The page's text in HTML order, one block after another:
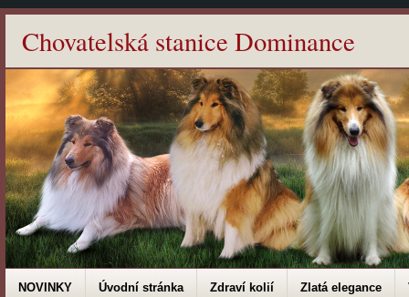
Chovatelská stanice Dominance
NOVINKY Úvodní stránka Zdraví kolií Zlatá elegance